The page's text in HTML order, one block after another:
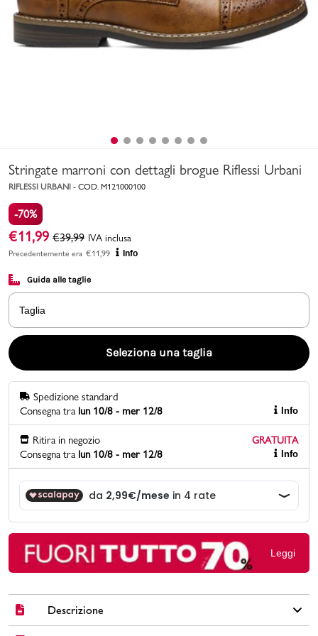
Uomo Bambino
Marchi
Accedi | Registrati
Carrello
Promo & News
negozi
contatti
pcard
Gift card
Stringate marroni con dettagli brogue Riflessi Urbani
RIFLESSI URBANI - COD. M121000100
-70%
€11,99 €39,99 IVA inclusa
Precedentemente era €11,99 Info
Guida alle taglie
Taglia
Seleziona una taglia
Spedizione standard
Consegna tra lun 10/8 - mer 12/8 Info
Ritira in negozio
GRATUITA
Consegna tra lun 10/8 - mer 12/8 Info
Leggi
Descrizione